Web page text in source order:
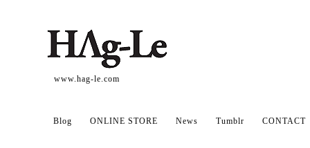
www.hag-le.com
Blog ONLINE STORE News Tumblr CONTACT